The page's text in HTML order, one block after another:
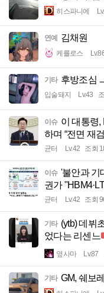
히스파니에
연예 김채원
케를로스
기타 후방조심
입술돼지 Lv.43
이슈 이 대통령,
하며 “전면 재
균터 Lv.42 조회
이슈 '불안과 기
권가
균터 Lv.42 조회
기타 (ytb) 데뷔
었다는 리센느
옆사마 Lv.87
기타 GM, 쉐보